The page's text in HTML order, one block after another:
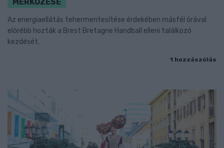
Az energiaellátás tehermentesítése érdekében másfél órával
előrébb hozták a Brest Bretagne Handball elleni találkozó
kezdését.
1 hozzászólás